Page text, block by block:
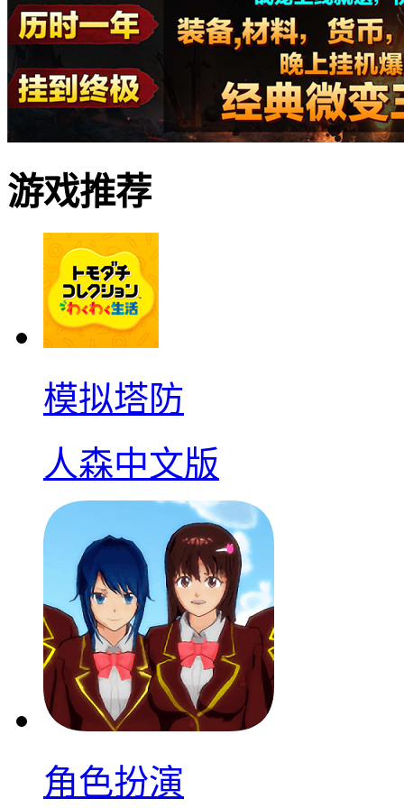
游戏推荐
模拟塔防
人森中文版
角色扮演